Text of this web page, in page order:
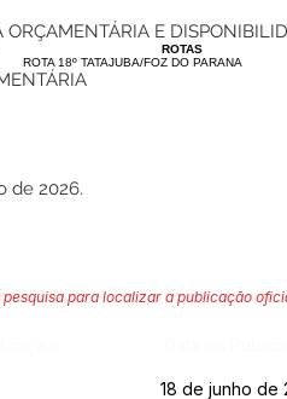
E
ROTAS
ROTA 18º TATAJUBA/FOZ DO PARANA
de 2026.
para localizar a publicação
18 de junho de